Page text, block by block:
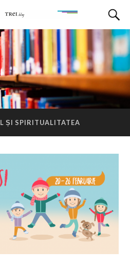
ȘI SPIRITUALITATEA